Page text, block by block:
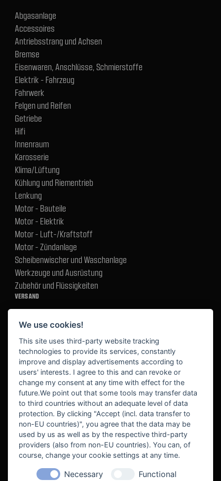
Abgasanlage
Accessoires
Antriebsstrang und Achsen
Bremse
Eisenwaren, Anschlüsse, Schmierstoffe
Elektrik - Fahrzeug
Fahrwerk
Felgen und Reifen
Getriebe
Hifi
Innenraum
Karosserie
Klima/Lüftung
Kühlung und Riementrieb
Lenkung
Motor - Bauteile
Motor - Elektrik
Motor - Luft-/Kraftstoff
Motor - Zündanlage
Scheibenwischer und Waschanlage
Werkzeuge und Ausrüstung
Zubehör und Flüssigkeiten
VERSAND
BEKANNT AUS
We use cookies!
This site uses third-party website tracking
technologies to provide its services, constantly
improve and display advertisements according to
users' interests. I agree to this and can revoke or
change my consent at any time with effect for the
future.We point out that some tools may transfer data
to third countries without an adequate level of data
protection. By clicking "Accept (incl. data transfer to
non-EU countries)", you agree that the data may be
used by us as well as by the respective third-party
providers (also from non-EU countries). You can, of
course, change your cookie settings at any time.
Necessary Functional